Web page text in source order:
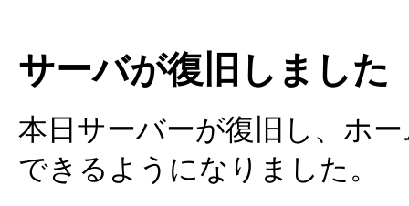
サーバが復旧しました
本日サーバーが復旧し、ホ
できるようになりました。